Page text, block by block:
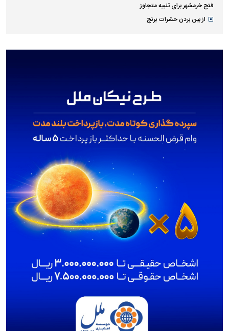
فتح خرمشهر برای تنبیه متجاوز
از بین بردن حشرات برنج